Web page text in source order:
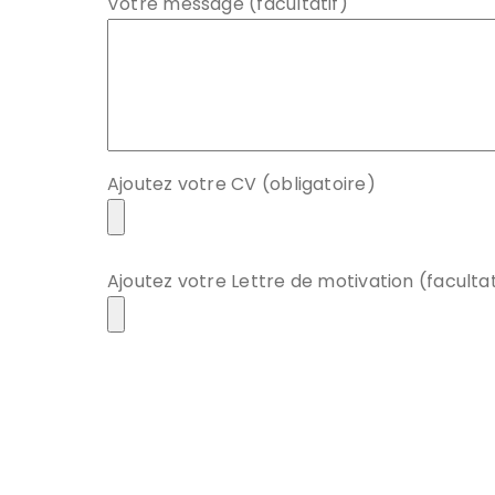
Ajoutez votre CV (obligatoire)
Ajoutez votre Lettre de motivation